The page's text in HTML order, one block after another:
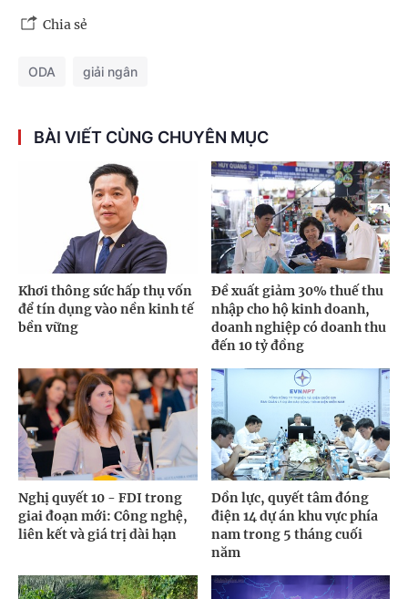
Chia sẻ
ODA giải ngân
BÀI VIẾT CÙNG CHUYÊN MỤC
Khơi thông sức hấp thụ vốn
để tín dụng vào nền kinh tế
bền vững
Đề xuất giảm 30% thuế thu
nhập cho hộ kinh doanh,
doanh nghiệp có doanh thu
đến 10 tỷ đồng
Nghị quyết 10 - FDI trong
giai đoạn mới: Công nghệ,
liên kết và giá trị dài hạn
Dồn lực, quyết tâm đóng
điện 14 dự án khu vực phía
nam trong 5 tháng cuối
năm